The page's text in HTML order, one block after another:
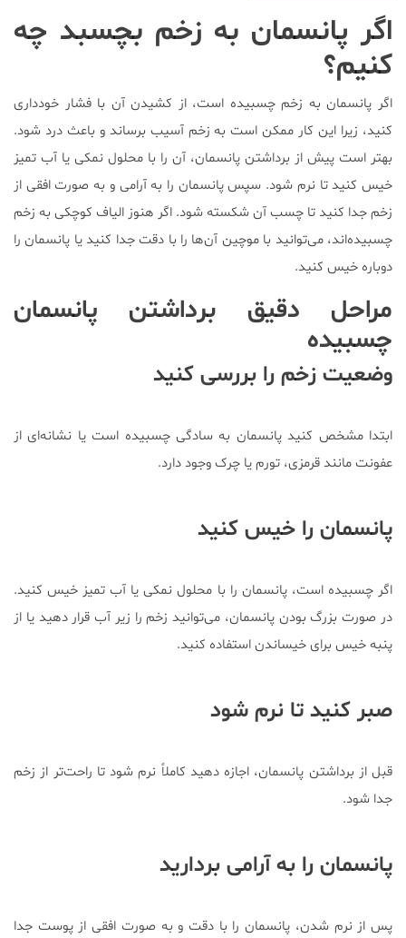
اگر پانسمان به زخم بچسبد چه
کنیم؟
اگر پانسمان به زخم چسبیده است، از کشیدن آن با فشار خودداری
کنید، زیرا این کار ممکن است به زخم آسیب برساند و باعث درد شود.
بهتر است پیش از برداشتن پانسمان، آن را با محلول نمکی یا آب تمیز
خیس کنید تا نرم شود. سپس پانسمان را به آرامی و به صورت افقی از
زخم جدا کنید تا چسب آن شکسته شود. اگر هنوز الیاف کوچکی به زخم
چسبیده‌اند، می‌توانید با موچین آن‌ها را با دقت جدا کنید یا پانسمان را
دوباره خیس کنید.
مراحل دقیق برداشتن پانسمان
چسبیده
وضعیت زخم را بررسی کنید
ابتدا مشخص کنید پانسمان به سادگی چسبیده است یا نشانه‌ای از
عفونت مانند قرمزی، تورم یا چرک وجود دارد.
پانسمان را خیس کنید
اگر چسبیده است، پانسمان را با محلول نمکی یا آب تمیز خیس کنید.
در صورت بزرگ بودن پانسمان، می‌توانید زخم را زیر آب قرار دهید یا از
پنبه خیس برای خیساندن استفاده کنید.
صبر کنید تا نرم شود
قبل از برداشتن پانسمان، اجازه دهید کاملاً نرم شود تا راحت‌تر از زخم
جدا شود.
پانسمان را به آرامی بردارید
پس از نرم شدن، پانسمان را با دقت و به صورت افقی از پوست جدا